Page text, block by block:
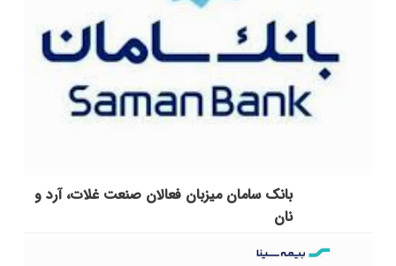
بانک سامان میزبان فعالان صنعت غلات، آرد و
نان